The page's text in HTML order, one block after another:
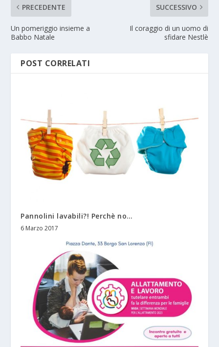
PRECEDENTE
Un pomeriggio insieme a
Babbo Natale
SUCCESSIVO
Il coraggio di un uomo di
sfidare Nestlè
POST CORRELATI
Pannolini lavabili?! Perchè no…
6 Marzo 2017